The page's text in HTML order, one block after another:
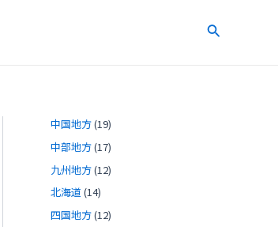
検
中国地方(19)
中部地方(17)
九州地方(12)
北海道 (14)
四国地方(12)